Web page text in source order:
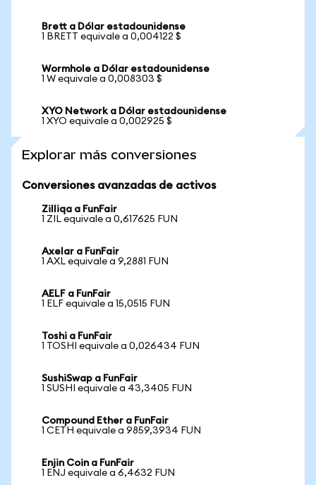
Brett a Dólar estadounidense
1 BRETT equivale a 0,004122 $
Wormhole a Dólar estadounidense
1 W equivale a 0,008303 $
XYO Network a Dólar estadounidense
1 XYO equivale a 0,002925 $
Explorar más conversiones
Conversiones avanzadas de activos
Zilliqa a FunFair
1 ZIL equivale a 0,617625 FUN
Axelar a FunFair
1 AXL equivale a 9,2881 FUN
AELF a FunFair
1 ELF equivale a 15,0515 FUN
Toshi a FunFair
1 TOSHI equivale a 0,026434 FUN
SushiSwap a FunFair
1 SUSHI equivale a 43,3405 FUN
Compound Ether a FunFair
1 CETH equivale a 9859,3934 FUN
Enjin Coin a FunFair
1 ENJ equivale a 6,4632 FUN